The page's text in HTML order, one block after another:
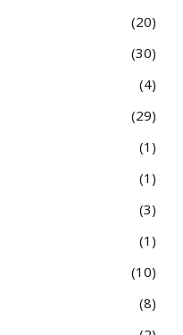
20
30
4
29
1
1
3
1
10
8